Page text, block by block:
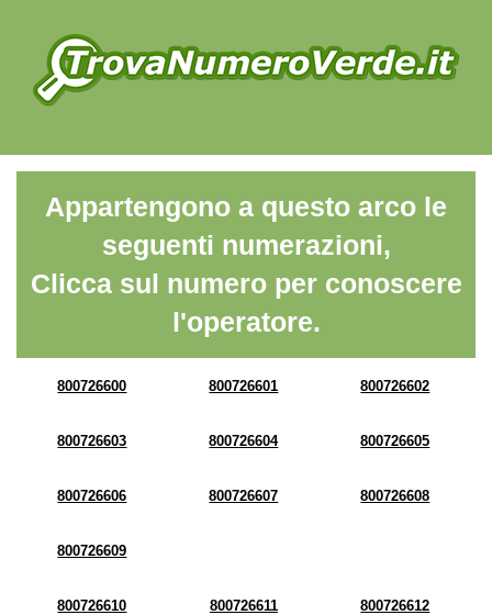
Appartengono a questo arco le
seguenti numerazioni,
Clicca sul numero per conoscere
l'operatore.
800726600 800726601 800726602
800726603 800726604 800726605
800726606 800726607 800726608
800726609
800726610 800726611 800726612